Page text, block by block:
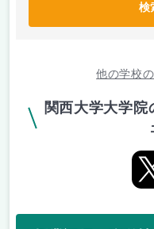
検
他の学校
関西大学大学